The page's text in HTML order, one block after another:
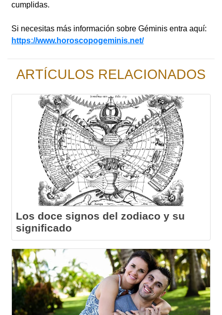
cumplidas.
Si necesitas más información sobre Géminis entra aquí:
https://www.horoscopogeminis.net/
ARTÍCULOS RELACIONADOS
Los doce signos del zodiaco y su
significado